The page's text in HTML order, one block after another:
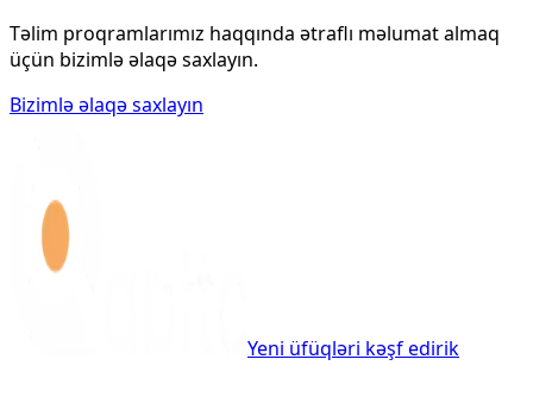
Təlim proqramlarımız haqqında ətraflı məlumat almaq
üçün bizimlə əlaqə saxlayın.
Bizimlə əlaqə saxlayın
Yeni üfüqləri kəşf edirik